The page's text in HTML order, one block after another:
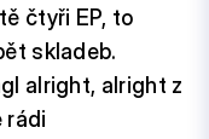
čtyři EP, to
skladeb.
alright, alright z
rádi